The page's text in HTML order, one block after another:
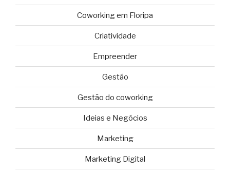
Coworking em Floripa
Criatividade
Empreender
Gestão
Gestão do coworking
Ideias e Negócios
Marketing
Marketing Digital